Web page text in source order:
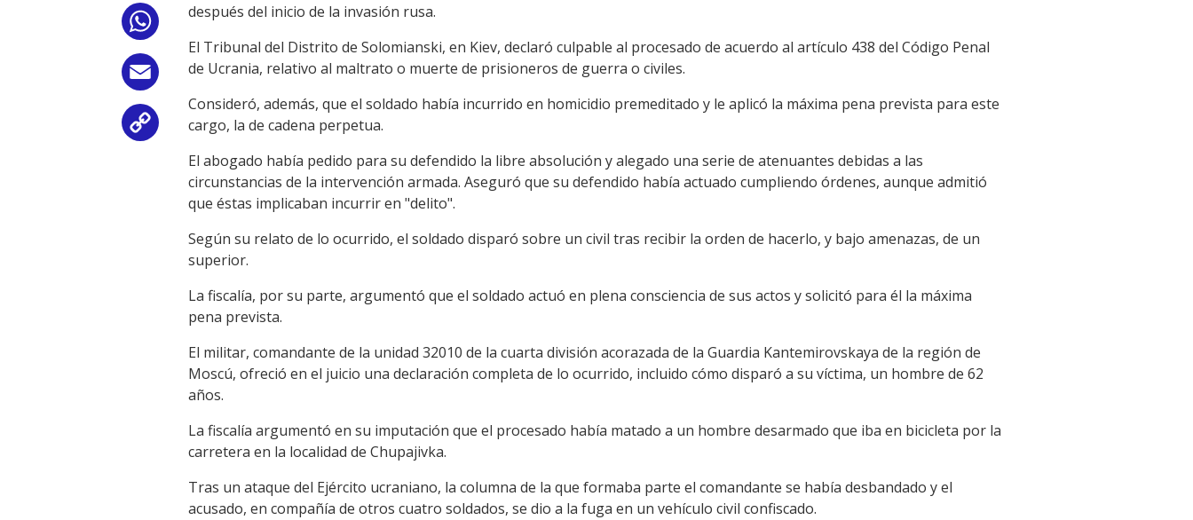
WhatsApp
Email
Copy
Link
después del inicio de la invasión rusa.
El Tribunal del Distrito de Solomianski, en Kiev, declaró culpable al procesado de acuerdo al artículo 438 del Código Penal
de Ucrania, relativo al maltrato o muerte de prisioneros de guerra o civiles.
Consideró, además, que el soldado había incurrido en homicidio premeditado y le aplicó la máxima pena prevista para este
cargo, la de cadena perpetua.
El abogado había pedido para su defendido la libre absolución y alegado una serie de atenuantes debidas a las
circunstancias de la intervención armada. Aseguró que su defendido había actuado cumpliendo órdenes, aunque admitió
que éstas implicaban incurrir en "delito".
Según su relato de lo ocurrido, el soldado disparó sobre un civil tras recibir la orden de hacerlo, y bajo amenazas, de un
superior.
La fiscalía, por su parte, argumentó que el soldado actuó en plena consciencia de sus actos y solicitó para él la máxima
pena prevista.
El militar, comandante de la unidad 32010 de la cuarta división acorazada de la Guardia Kantemirovskaya de la región de
Moscú, ofreció en el juicio una declaración completa de lo ocurrido, incluido cómo disparó a su víctima, un hombre de 62
años.
La fiscalía argumentó en su imputación que el procesado había matado a un hombre desarmado que iba en bicicleta por la
carretera en la localidad de Chupajivka.
Tras un ataque del Ejército ucraniano, la columna de la que formaba parte el comandante se había desbandado y el
acusado, en compañía de otros cuatro soldados, se dio a la fuga en un vehículo civil confiscado.